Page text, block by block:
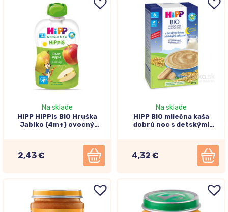
Na sklade
HiPP HiPPis BIO Hruška
Jablko (4m+) ovocný
2,43 €
Na sklade
HIPP BIO mliečna kaša
dobrú noc s detskými
4,32 €